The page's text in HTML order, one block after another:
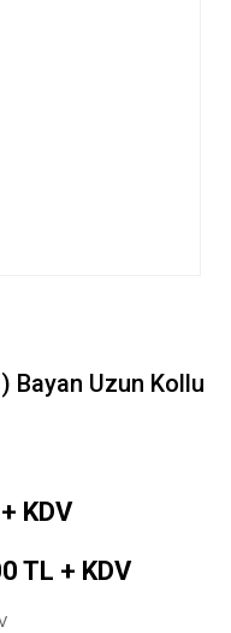
Bayan Uzun Kollu
KDV
TL + KDV